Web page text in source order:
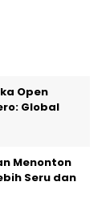
Open
Global
Menonton
Seru dan